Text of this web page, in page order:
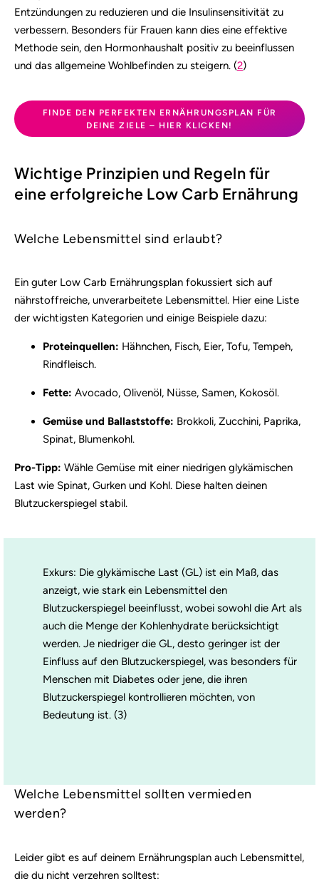
Entzündungen zu reduzieren und die Insulinsensitivität zu
verbessern. Besonders für Frauen kann dies eine effektive
Methode sein, den Hormonhaushalt positiv zu beeinflussen
und das allgemeine Wohlbefinden zu steigern. (2)
FINDE DEN PERFEKTEN ERNÄHRUNGSPLAN FÜR
DEINE ZIELE – HIER KLICKEN!
Wichtige Prinzipien und Regeln für
eine erfolgreiche Low Carb Ernährung
Welche Lebensmittel sind erlaubt?
Ein guter Low Carb Ernährungsplan fokussiert sich auf
nährstoffreiche, unverarbeitete Lebensmittel. Hier eine Liste
der wichtigsten Kategorien und einige Beispiele dazu:
Proteinquellen: Hähnchen, Fisch, Eier, Tofu, Tempeh,
Rindfleisch.
Fette: Avocado, Olivenöl, Nüsse, Samen, Kokosöl.
Gemüse und Ballaststoffe: Brokkoli, Zucchini, Paprika,
Spinat, Blumenkohl.
Pro-Tipp: Wähle Gemüse mit einer niedrigen glykämischen
Last wie Spinat, Gurken und Kohl. Diese halten deinen
Blutzuckerspiegel stabil.
Exkurs: Die glykämische Last (GL) ist ein Maß, das
anzeigt, wie stark ein Lebensmittel den
Blutzuckerspiegel beeinflusst, wobei sowohl die Art als
auch die Menge der Kohlenhydrate berücksichtigt
werden. Je niedriger die GL, desto geringer ist der
Einfluss auf den Blutzuckerspiegel, was besonders für
Menschen mit Diabetes oder jene, die ihren
Blutzuckerspiegel kontrollieren möchten, von
Bedeutung ist. (3)
Welche Lebensmittel sollten vermieden
werden?
Leider gibt es auf deinem Ernährungsplan auch Lebensmittel,
die du nicht verzehren solltest: